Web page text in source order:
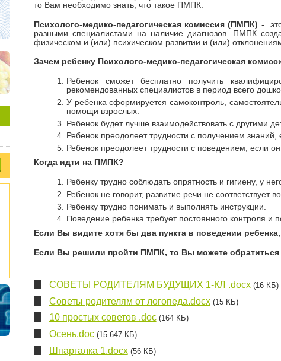
то Вам необходимо знать, что такое ПМПК.
Психолого-медико-педагогическая комиссия (ПМПК) -
разными специалистами на наличие диагнозов. ПМПК
физическом и (или) психическом развитии и (или)
Зачем ребенку Психолого-медико-педагогическая
Ребенок сможет бесплатно получить
рекомендованных специалистов в период всего
У ребенка сформируется самоконтроль,
помощи взрослых.
Ребенок будет лучше взаимодействовать с другими
Ребенок преодолеет трудности с получением
Ребенок преодолеет трудности с поведением, если
Когда идти на ПМПК?
Ребенку трудно соблюдать опрятность и гигиену, у
Ребенок не говорит, развитие речи не соответствует
Ребенку трудно понимать и выполнять инструкции.
Поведение ребенка требует постоянного контроля и
Если Вы видите хотя бы два пункта в поведении
Если Вы решили пройти ПМПК, то Вы можете обратиться
СОВЕТЫ РОДИТЕЛЯМ БУДУЩИХ 1-КЛ .docx (16 КБ)
Советы родителям от логопеда.docx (15 КБ)
10 простых советов .doc (164 КБ)
Осень.doc (15 647 КБ)
Шпаргалка 1.docx (56 КБ)